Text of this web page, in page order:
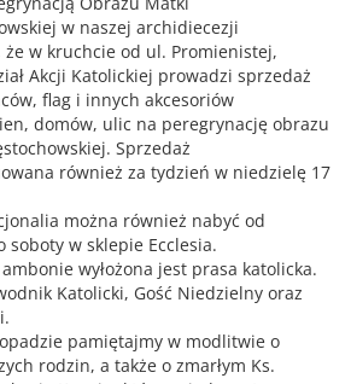
w naszej archidiecezji
że w kruchcie od ul. Promienistej,
Akcji Katolickiej prowadzi sprzedaż
flag i innych akcesoriów
domów, ulic na peregrynację obrazu
Sprzedaż
również za tydzień w niedzielę 17
można również nabyć od
soboty w sklepie Ecclesia.
wyłożona jest prasa katolicka.
Katolicki, Gość Niedzielny oraz
pamiętajmy w modlitwie o
rodzin, a także o zmarłym Ks.